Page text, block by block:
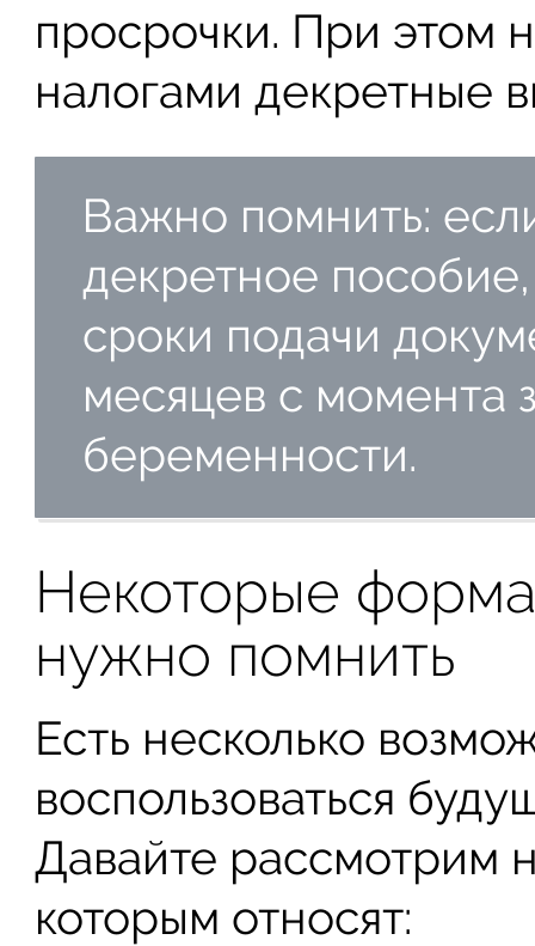
просрочки. При этом
налогами декретные
Важно помнить:
декретное
сроки подачи
месяцев с момента
беременности.
Некоторые
нужно помнить
Есть несколько
воспользоваться
Давайте рассмотрим
которым относят: